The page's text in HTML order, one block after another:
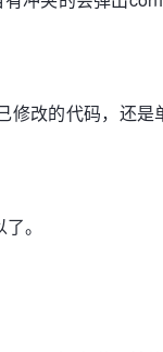
修改的代码，还
。